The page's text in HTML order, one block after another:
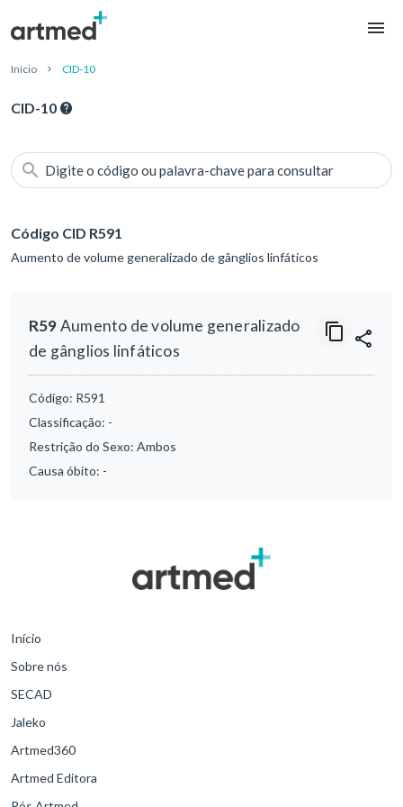
Início CID-10
CID-10
Digite o código ou palavra-chave para consultar
Código CID R591
Aumento de volume generalizado de gânglios linfáticos
R59Aumento de volume generalizado
de gânglios linfáticos
Código: R591
Classificação: -
Restrição do Sexo: Ambos
Causa óbito: -
Início
Sobre nós
SECAD
Jaleko
Artmed360
Artmed Editora